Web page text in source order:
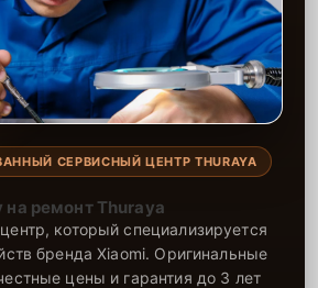
СЕРВИСНЫЙ ЦЕНТР THURAYA
на ремонт Thuraya
который специализируется
бренда Xiaomi. Оригинальные
цены и гарантия до 3 лет